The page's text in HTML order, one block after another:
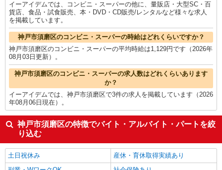
イーアイデムでは、コンビニ・スーパーの他に、量販店・大型SC・百
貨店、食品・試食販売、本・DVD・CD販売/レンタルなど様々な求人
を掲載しています。
神戸市須磨区のコンビニ・スーパーの時給はどれくらいですか？
神戸市須磨区のコンビニ・スーパーの平均時給は1,129円です（2026年
08月03日更新）。
神戸市須磨区のコンビニ・スーパーの求人数はどれくらいあります
か？
イーアイデムでは、神戸市須磨区で3件の求人を掲載しています（2026
年08月06日現在）。
神戸市須磨区の特徴でバイト・アルバイト・パートを絞
り込む
土日祝休み
産休・育休取得実績あり